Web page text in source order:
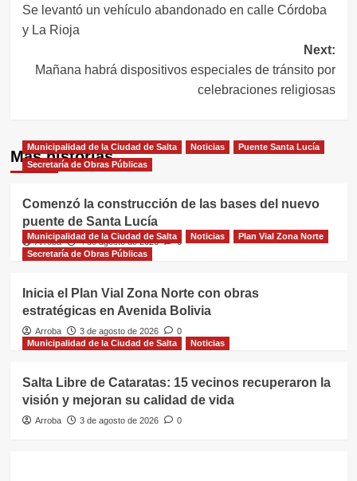
de
entradas
Se levantó un vehículo abandonado en calle Córdoba
y La Rioja
Next:
Mañana habrá dispositivos especiales de tránsito por
celebraciones religiosas
Más historias
Municipalidad de la Ciudad de Salta Noticias
Puente Santa Lucía
Secretaría de Obras Públicas
Comenzó la construcción de las bases del nuevo
puente de Santa Lucía
Arroba 4 de agosto de 2026 0
Municipalidad de la Ciudad de Salta Noticias
Plan Vial Zona Norte
Secretaría de Obras Públicas
Inicia el Plan Vial Zona Norte con obras
estratégicas en Avenida Bolivia
Arroba 3 de agosto de 2026
0
Municipalidad de la Ciudad de Salta
Noticias
Salta Libre de Cataratas: 15 vecinos recuperaron la
visión y mejoran su calidad de vida
Arroba 3 de agosto de 2026 0